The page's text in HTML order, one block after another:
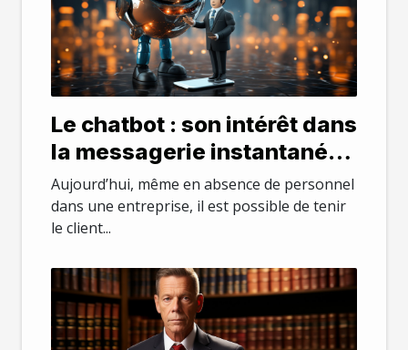
Le chatbot : son intérêt dans
la messagerie instantanée
dans une entreprise
Aujourd’hui, même en absence de personnel
dans une entreprise, il est possible de tenir
le client...